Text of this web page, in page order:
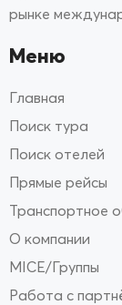
рынке
Меню
Главная
Поиск тура
Поиск отелей
Прямые рейсы
Транспортное
О компании
MICE/Группы
Работа с